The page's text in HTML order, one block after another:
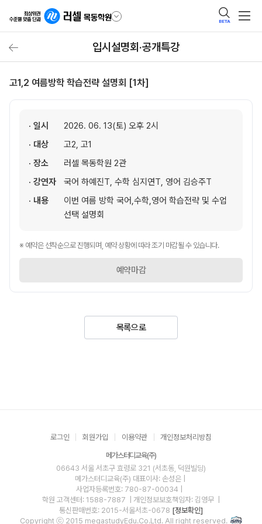
BETA
입시설명회·공개특강
고1,2 여름방학 학습전략 설명회 [1차]
· 일시
2026. 06. 13(토) 오후 2시
· 대상
고2, 고1
· 장소
러셀 목동학원 2관
· 강연자
국어 하예진T, 수학 심지연T, 영어 김승주T
· 내용
이번 여름 방학 국어,수학,영어 학습전략 및 수업
선택 설명회
※ 예약은 선착순으로 진행되며, 예약 상황에 따라 조기 마감될 수 있습니다.
예약마감
목록으로
로그인 회원가입 이용약관 개인정보처리방침
메가스터디교육(주)
06643 서울 서초구 효령로 321 (서초동, 덕원빌딩)
메가스터디교육(주) 대표이사: 손성은 |
사업자등록번호: 780-87-00034
학원 고객센터: 1588-7887
| 개인정보보호책임자: 김영무
통신판매번호: 2015-서울서초-0678 [정보확인]
Copyright ⓒ 2015 megastudyEdu.Co.Ltd. All right reserved.